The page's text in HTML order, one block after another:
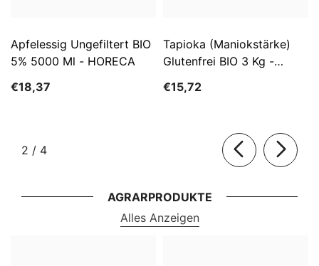
Apfelessig Ungefiltert BIO
5% 5000 Ml - HORECA
€18,37
Tapioka (Maniokstärke)
Glutenfrei BIO 3 Kg -
€15,72
2 / von
4
AGRARPRODUKTE
Alles Anzeigen